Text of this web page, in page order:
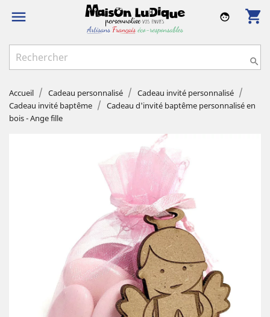
 shopping_cart
face

Accueil Cadeau personnalisé
Cadeau invité personnalisé
Cadeau invité baptême
Cadeau d'invité baptême personnalisé en
bois - Ange fille